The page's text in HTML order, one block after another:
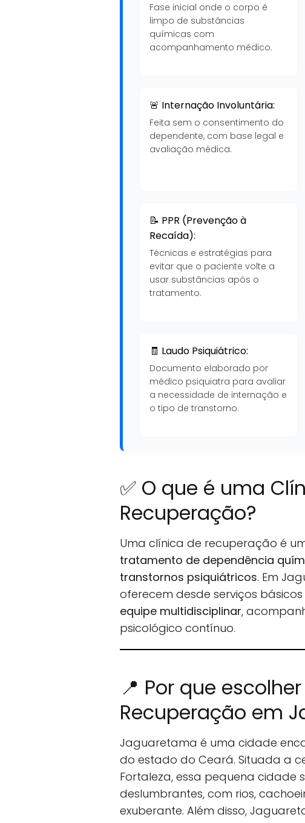
Fase inicial onde o corpo é
limpo de substâncias
químicas com
acompanhamento médico.
🚨 Internação Involuntária:
Feita sem o consentimento do
dependente, com base legal e
avaliação médica.
📝 PPR (Prevenção à
Recaída):
Técnicas e estratégias para
evitar que o paciente volte a
usar substâncias após o
tratamento.
🧾 Laudo Psiquiátrico:
Documento elaborado por
médico psiquiatra para avaliar
a necessidade de internação e
o tipo de transtorno.
✅ O que é uma
Recuperação?
Uma clínica de recuperação é
tratamento de dependência
transtornos psiquiátricos. Em
oferecem desde serviços
equipe multidisciplinar,
psicológico contínuo.
📍 Por que
Recuperação em
Jaguaretama é uma cidade
do estado do Ceará. Situada a
Fortaleza, essa pequena cidade
deslumbrantes, com rios,
exuberante. Além disso,